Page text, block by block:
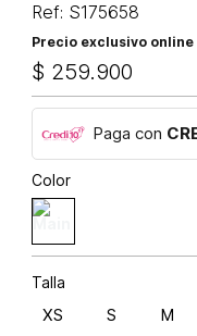
Ref: S175658
Precio exclusivo online
$ 259.900
Paga con
Color
Talla
XS S M